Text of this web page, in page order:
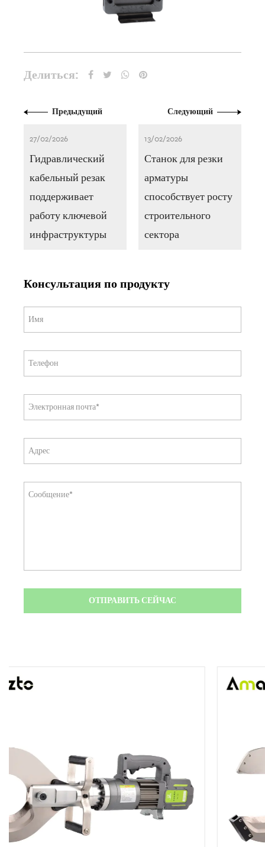
Делиться:
Предыдущий
27/02/2026
Гидравлический
кабельный резак
поддерживает
работу ключевой
инфраструктуры
Следующий
13/02/2026
Станок для резки
арматуры
способствует росту
строительного
сектора
Консультация по продукту